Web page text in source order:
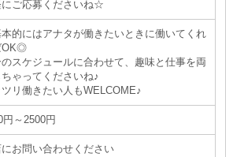
にご応募くださいね☆
的にはアナタが働きたいときに働いてくれ
OK◎
のスケジュールに合わせて、趣味と仕事を両
ゃってくださいね♪
ツリ働きたい人もWELCOME♪
円～2500円
にお問い合わせください